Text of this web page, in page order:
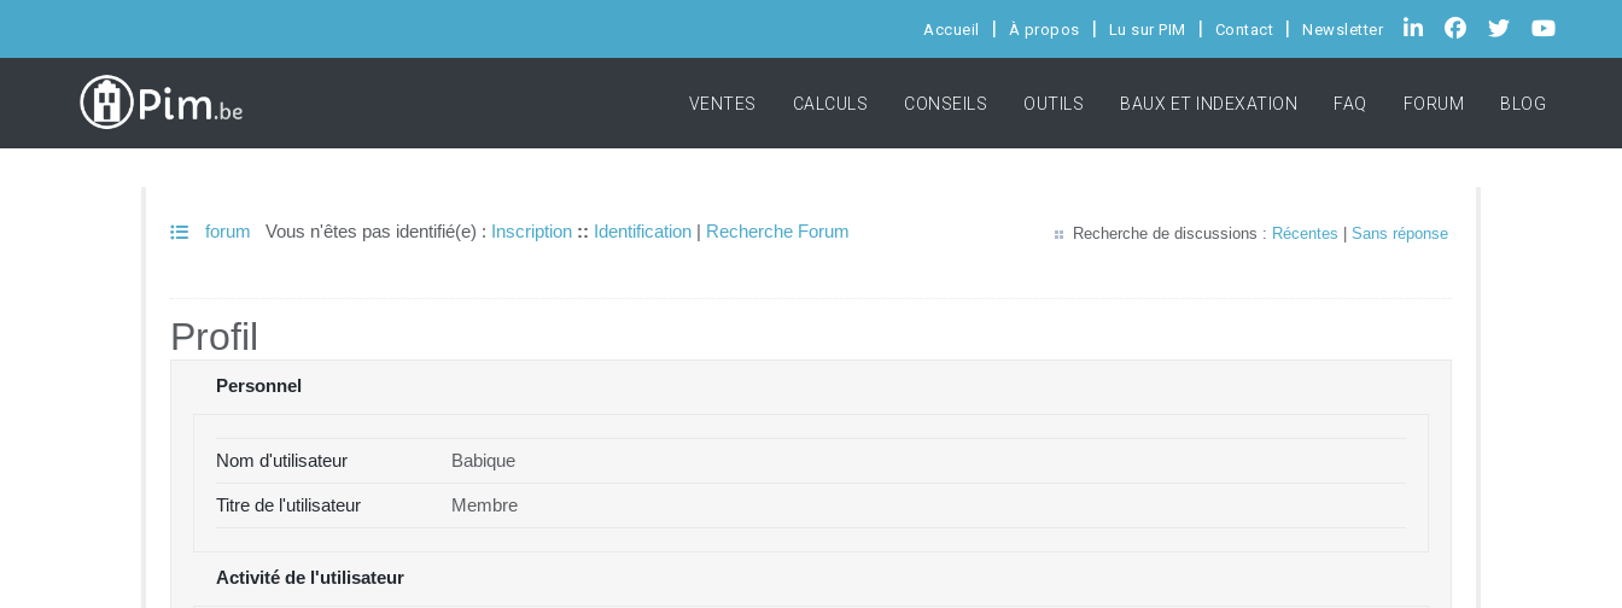
Accueil À propos Lu sur PIM Contact Newsletter
VENTES CALCULS CONSEILS OUTILS BAUX ET INDEXATION FAQ FORUM BLOG
forum Vous n'êtes pas identifié(e) : Inscription :: Identification | Recherche Forum Recherche de discussions : Récentes Sans réponse
Profil
Personnel
Nom d'utilisateur Babique
Titre de l'utilisateur Membre
Activité de l'utilisateur